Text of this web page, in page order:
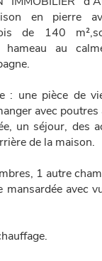
en pierre
de 140
hameau au
: une pièce de
avec
un séjour, des
de la maison.
1 autre
mansardée avec